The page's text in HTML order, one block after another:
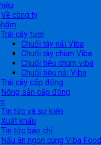
Về công ty
Trái cây tươi
Chuối tây nải Viba
Chuối tây chùm Viba
Chuối tiêu chùm viba
Chuối tiêu nải Viba
Trái cây cấp đông
Nông sản cấp đông
Tin tức và sự kiện
Xuất khẩu
Tin tức báo chí
Nấu ăn ngon cùng Viba Food